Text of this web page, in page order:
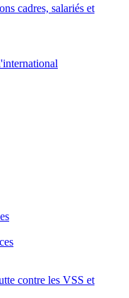
cadres, salariés et
contre les VSS et